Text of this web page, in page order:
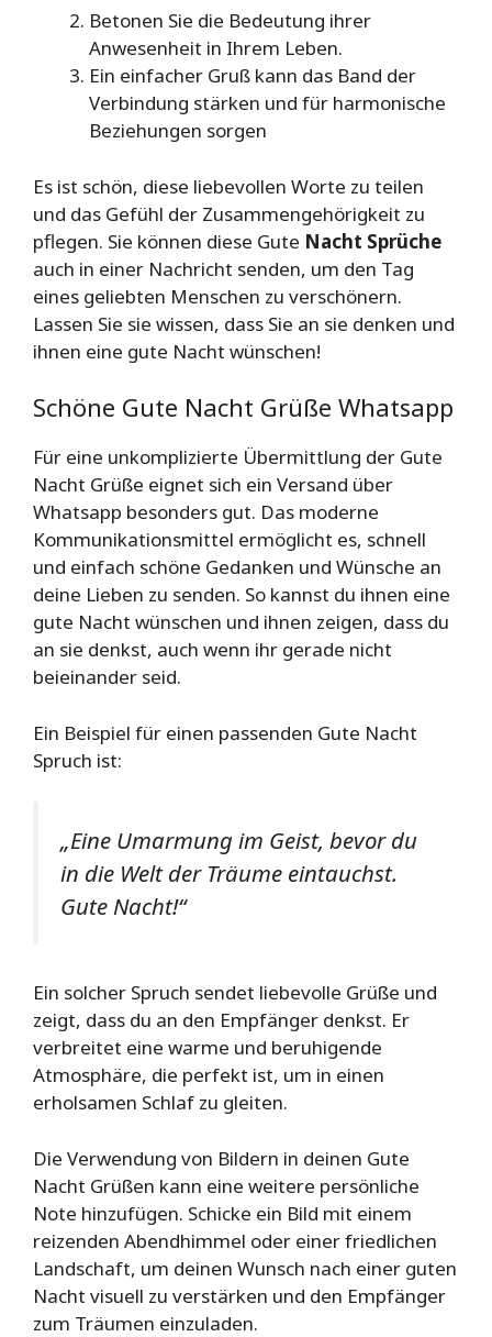
Betonen Sie die Bedeutung ihrer
Anwesenheit in Ihrem Leben.
Ein einfacher Gruß kann das Band der
Verbindung stärken und für harmonische
Beziehungen sorgen
Es ist schön, diese liebevollen Worte zu teilen
und das Gefühl der Zusammengehörigkeit zu
pflegen. Sie können diese Gute Nacht Sprüche
auch in einer Nachricht senden, um den Tag
eines geliebten Menschen zu verschönern.
Lassen Sie sie wissen, dass Sie an sie denken und
ihnen eine gute Nacht wünschen!
Schöne Gute Nacht Grüße Whatsapp
Für eine unkomplizierte Übermittlung der Gute
Nacht Grüße eignet sich ein Versand über
Whatsapp besonders gut. Das moderne
Kommunikationsmittel ermöglicht es, schnell
und einfach schöne Gedanken und Wünsche an
deine Lieben zu senden. So kannst du ihnen eine
gute Nacht wünschen und ihnen zeigen, dass du
an sie denkst, auch wenn ihr gerade nicht
beieinander seid.
Ein Beispiel für einen passenden Gute Nacht
Spruch ist:
„Eine Umarmung im Geist, bevor du
in die Welt der Träume eintauchst.
Gute Nacht!“
Ein solcher Spruch sendet liebevolle Grüße und
zeigt, dass du an den Empfänger denkst. Er
verbreitet eine warme und beruhigende
Atmosphäre, die perfekt ist, um in einen
erholsamen Schlaf zu gleiten.
Die Verwendung von Bildern in deinen Gute
Nacht Grüßen kann eine weitere persönliche
Note hinzufügen. Schicke ein Bild mit einem
reizenden Abendhimmel oder einer friedlichen
Landschaft, um deinen Wunsch nach einer guten
Nacht visuell zu verstärken und den Empfänger
zum Träumen einzuladen.